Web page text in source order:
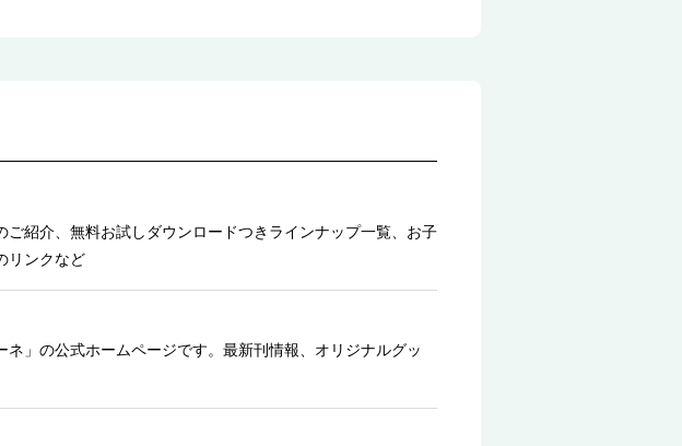
紹介、無料お試しダウンロードつきラインナップ一覧、お子
リンクなど
」の公式ホームページです。最新刊情報、オリジナルグッ